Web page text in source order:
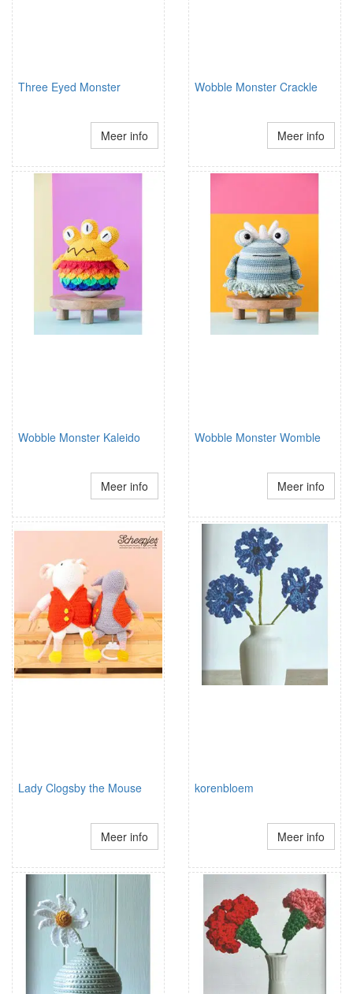
Three Eyed Monster
Meer info
Wobble Monster Crackle
Meer info
Wobble Monster Kaleido
Meer info
Wobble Monster Womble
Meer info
Lady Clogsby the Mouse
Meer info
korenbloem
Meer info